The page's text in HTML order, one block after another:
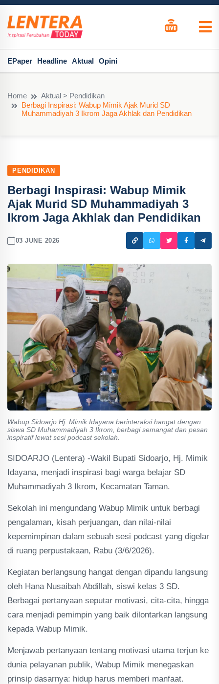
EPaper Headline Aktual Opini
Home
Aktual > Pendidikan
Berbagi Inspirasi: Wabup Mimik Ajak Murid SD
Muhammadiyah 3 Ikrom Jaga Akhlak dan Pendidikan
PENDIDIKAN
Berbagi Inspirasi: Wabup Mimik
Ajak Murid SD Muhammadiyah 3
Ikrom Jaga Akhlak dan Pendidikan
03 JUNE 2026
Wabup Sidoarjo Hj. Mimik Idayana berinteraksi hangat dengan
siswa SD Muhammadiyah 3 Ikrom, berbagi semangat dan pesan
inspiratif lewat sesi podcast sekolah.
SIDOARJO (Lentera) -Wakil Bupati Sidoarjo, Hj. Mimik
Idayana, menjadi inspirasi bagi warga belajar SD
Muhammadiyah 3 Ikrom, Kecamatan Taman.
Sekolah ini mengundang Wabup Mimik untuk berbagi
pengalaman, kisah perjuangan, dan nilai-nilai
kepemimpinan dalam sebuah sesi podcast yang digelar
di ruang perpustakaan, Rabu (3/6/2026).
Kegiatan berlangsung hangat dengan dipandu langsung
oleh Hana Nusaibah Abdillah, siswi kelas 3 SD.
Berbagai pertanyaan seputar motivasi, cita-cita, hingga
cara menjadi pemimpin yang baik dilontarkan langsung
kepada Wabup Mimik.
Menjawab pertanyaan tentang motivasi utama terjun ke
dunia pelayanan publik, Wabup Mimik menegaskan
prinsip dasarnya: hidup harus memberi manfaat.